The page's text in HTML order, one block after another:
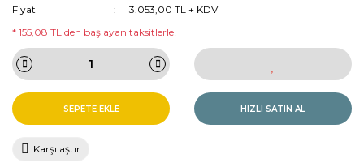
Fiyat
3.053,00 TL + KDV
* 155,08 TL den başlayan taksitlerle!
SEPETE EKLE HIZLI SATIN AL
Karşılaştır